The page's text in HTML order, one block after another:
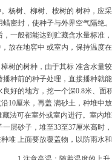
树、柳树、桉树的 树种，应
密封，使种子与外界空气隔绝
一般都能达到贮藏含水量标准
放在地窖中 或室内，保持温度
的树种，由于其标 准含水量
种前的种子处理，直接播种就
好的地方，挖一个深0.8米、面
10厘米，再盖 满砂土，种堆中
法可在室外或室内进行。室内
层砂子，堆至33至37厘米高时
堆 上面要放覆盖物，以防雨水